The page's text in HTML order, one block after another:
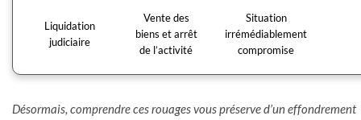
Liquidation
judiciaire
Vente des
biens et arrêt
de l’activité
Situation
irrémédiablement
compromise
Désormais, comprendre ces rouages vous préserve d’un effondrement